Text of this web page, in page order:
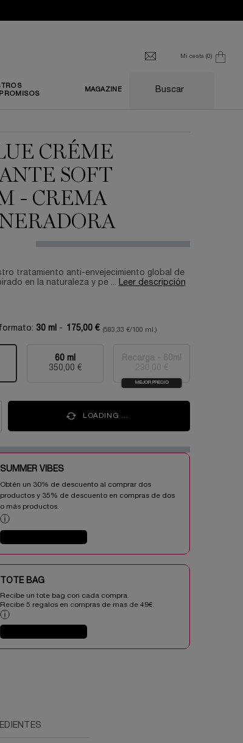
Mi cesta 0
0 producto
MAGAZINE Buscar
CRÉME
SOFT
- CREMA
tratamiento anti-envejecimiento global de
en la naturaleza y pe ... Leer descripción
30 ml - 175,00 € (583,33 €/100 ml.)
variante del producto está agotada, {0}
Selecionado
60 ml
350,00 €
, 2 of 3
MEJOR PRECIO
LOADING ...
SUMMER VIBES​
Obtén un 30% de descuento al comprar dos
productos y 35% de descuento en compras de dos
o más productos.​
ⓘ
TOTE BAG​​
Recibe un tote bag con cada compra.
Recibe 5 regalos en compras de mas de 49€.​
ⓘ